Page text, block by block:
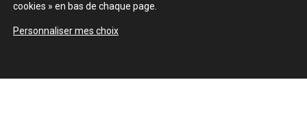
cookies » en bas de chaque page.
Personnaliser mes choix